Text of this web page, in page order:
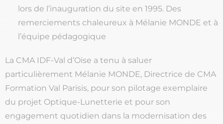
lors de l’inauguration du site en 1995. Des
remerciements chaleureux à Mélanie MONDE et à
l’équipe pédagogique
La CMA IDF-Val d’Oise a tenu à saluer
particulièrement Mélanie MONDE, Directrice de CMA
Formation Val Parisis, pour son pilotage exemplaire
du projet Optique-Lunetterie et pour son
engagement quotidien dans la modernisation des